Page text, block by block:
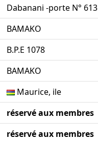
Dabanani -porte N° 613
BAMAKO
B.P.E 1078
BAMAKO
Maurice, ile
réservé aux membres
réservé aux membres